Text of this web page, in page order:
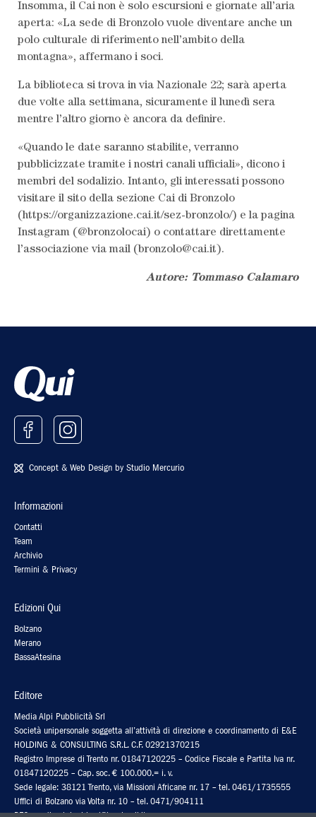
Insomma, il Cai non è solo escursioni e giornate all’aria
aperta: «La sede di Bronzolo vuole diventare anche un
polo culturale di riferimento nell’ambito della
montagna», affermano i soci.
La biblioteca si trova in via Nazionale 22; sarà aperta
due volte alla settimana, sicuramente il lunedì sera
mentre l’altro giorno è ancora da definire.
«Quando le date saranno stabilite, verranno
pubblicizzate tramite i nostri canali ufficiali», dicono i
membri del sodalizio. Intanto, gli interessati possono
visitare il sito della sezione Cai di Bronzolo
(https://organizzazione.cai.it/sez-bronzolo/) e la pagina
Instagram (@bronzolocai) o contattare direttamente
l’associazione via mail (bronzolo@cai.it).
Autore: Tommaso Calamaro
Concept & Web Design by Studio Mercurio
Informazioni
Contatti
Team
Archivio
Termini & Privacy
Edizioni Qui
Bolzano
Merano
BassaAtesina
Editore
Media Alpi Pubblicità Srl
Società unipersonale soggetta all’attività di direzione e coordinamento di E&E
HOLDING & CONSULTING S.R.L. C.F. 02921370215
Registro Imprese di Trento nr. 01847120225 – Codice Fiscale e Partita Iva nr.
01847120225 – Cap. soc. € 100.000.= i. v.
Sede legale: 38121 Trento, via Missioni Africane nr. 17 – tel. 0461/1735555
Uffici di Bolzano via Volta nr. 10 – tel. 0471/904111